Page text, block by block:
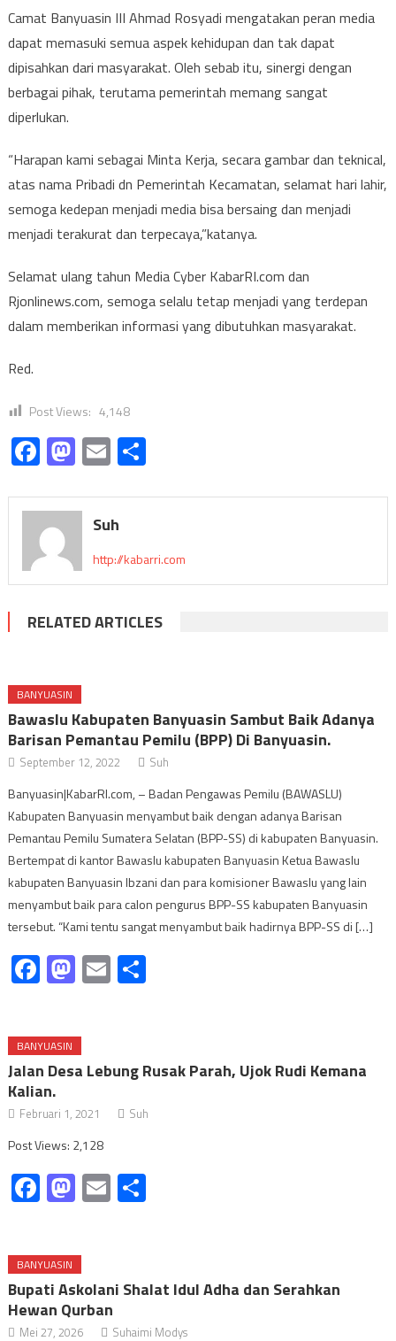
Camat Banyuasin III Ahmad Rosyadi mengatakan peran media
dapat memasuki semua aspek kehidupan dan tak dapat
dipisahkan dari masyarakat. Oleh sebab itu, sinergi dengan
berbagai pihak, terutama pemerintah memang sangat
diperlukan.
“Harapan kami sebagai Minta Kerja, secara gambar dan teknical,
atas nama Pribadi dn Pemerintah Kecamatan, selamat hari lahir,
semoga kedepan menjadi media bisa bersaing dan menjadi
menjadi terakurat dan terpecaya,”katanya.
Selamat ulang tahun Media Cyber KabarRI.com dan
Rjonlinews.com, semoga selalu tetap menjadi yang terdepan
dalam memberikan informasi yang dibutuhkan masyarakat.
Red.
Post Views: 4,148
Facebook
Mastodon
EmailShare
Suh
http://kabarri.com
RELATED ARTICLES
BANYUASIN
Bawaslu Kabupaten Banyuasin Sambut Baik Adanya
Barisan Pemantau Pemilu (BPP) Di Banyuasin.
September 12, 2022 Suh
Banyuasin|KabarRI.com, – Badan Pengawas Pemilu (BAWASLU)
Kabupaten Banyuasin menyambut baik dengan adanya Barisan
Pemantau Pemilu Sumatera Selatan (BPP-SS) di kabupaten Banyuasin.
Bertempat di kantor Bawaslu kabupaten Banyuasin Ketua Bawaslu
kabupaten Banyuasin Ibzani dan para komisioner Bawaslu yang lain
menyambut baik para calon pengurus BPP-SS kabupaten Banyuasin
tersebut. “Kami tentu sangat menyambut baik hadirnya BPP-SS di […]
Facebook
Mastodon
Email
BANYUASIN
Jalan Desa Lebung Rusak Parah, Ujok Rudi Kemana
Kalian.
Februari 1, 2021 Suh
Post Views: 2,128
Facebook
Mastodon
Email
BANYUASIN
Bupati Askolani Shalat Idul Adha dan Serahkan
Hewan Qurban
Mei 27, 2026 Suhaimi Modys